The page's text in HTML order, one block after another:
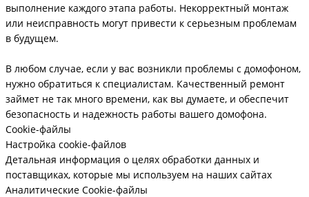
выполнение каждого этапа работы. Некорректный монтаж
или неисправность могут привести к серьезным проблемам
в будущем.
В любом случае, если у вас возникли проблемы с домофоном,
нужно обратиться к специалистам. Качественный ремонт
займет не так много времени, как вы думаете, и обеспечит
безопасность и надежность работы вашего домофона.
Cookie-файлы
Настройка cookie-файлов
Детальная информация о целях обработки данных и
поставщиках, которые мы используем на наших сайтах
Аналитические Cookie-файлы